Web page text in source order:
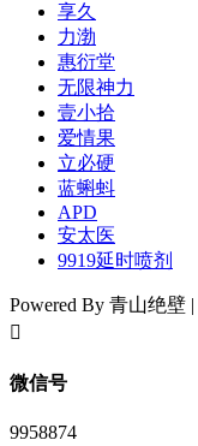
享久
力渤
惠衍堂
无限神力
壹小拾
爱情果
立必硬
蓝蝌蚪
APD
安太医
9919延时喷剂
Powered By 青山绝壁 |
󦘖
微信号
9958874